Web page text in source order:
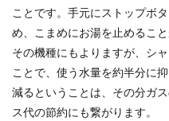
ことです。手元にストップボ
め、こまめにお湯を止めること
その機種にもよりますが、シ
ことで、使う水量を約半分に
減るということは、その分ガ
ス代の節約にも繋がります。